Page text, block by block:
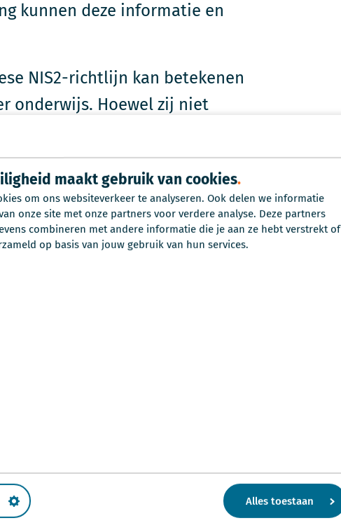
maakt gebruik van cookies
om ons websiteverkeer te analyseren. Ook delen we informatie
onze site met onze partners voor verdere analyse. Deze partners
combineren met andere informatie die je aan ze hebt verstrekt of
op basis van jouw gebruik van hun services.
Alles toestaan
kunnen deze informatie en
NIS2-richtlijn kan betekenen
onderwijs. Hoewel zij niet
wet vallen, kunnen zij alsnog
Om de digitale weerbaarheid
nu al te begrijpen wat NIS2
te voorkomen, heeft de Europese Unie
eisen dan de huidige Wet beveiliging
op een groter aantal sectoren. De
(Cbw), die naar verwachting
Dit gebeurt door het stellen
en beperken van incidenten, en
bepaalt welke organisaties
een cyberincident.